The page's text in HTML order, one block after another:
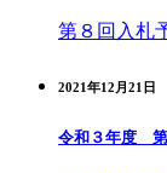
第８回入札
2021年12月21日
令和３年度 第